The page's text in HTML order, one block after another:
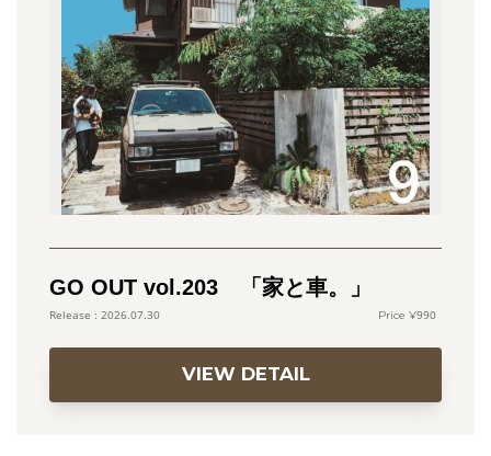
GO OUT vol.203 「家と車。」
2026.07.30 990
VIEW DETAIL